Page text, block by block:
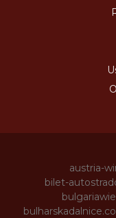
austria-
bilet-